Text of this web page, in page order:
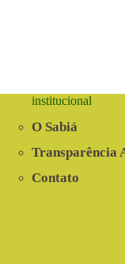
institucional
O Sabiá
Transparência
Contato